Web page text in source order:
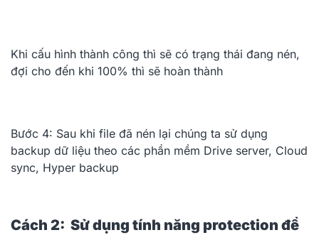
Khi cấu hình thành công thì sẽ có trạng thái đang nén,
đợi cho đến khi 100% thì sẽ hoàn thành
Bước 4: Sau khi file đã nén lại chúng ta sử dụng
backup dữ liệu theo các phần mềm Drive server, Cloud
sync, Hyper backup
Cách 2: Sử dụng tính năng protection để